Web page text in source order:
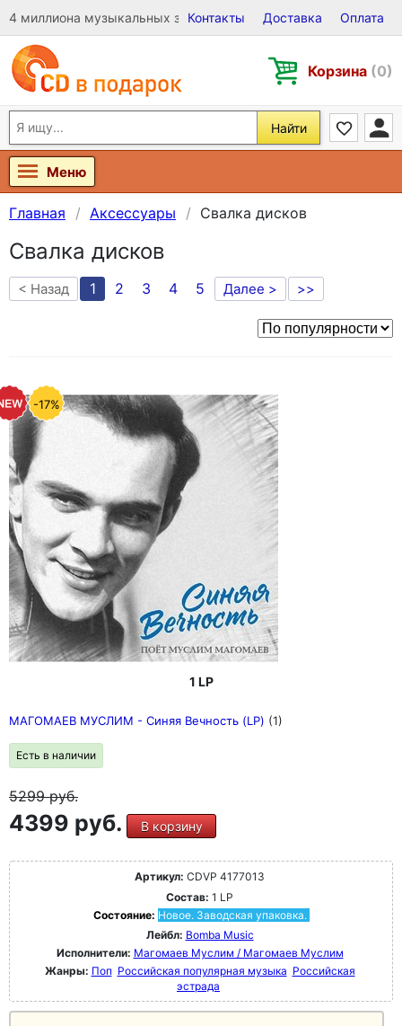
4 миллиона музыкальных записей на Виниле, CD и DVD
Контакты Доставка Оплата
Корзина (0)
Найти
Меню
Главная Аксессуары Свалка дисков
Свалка дисков
< Назад 1 2 3 4 5 Далее > >>
-17%
1 LP
МАГОМАЕВ МУСЛИМ - Синяя Вечность (LP) (1)
Есть в наличии
5299руб.
4399 руб. В корзину
Артикул: CDVP 4177013
Состав: 1 LP
Состояние: Новое. Заводская упаковка.
Лейбл: Bomba Music
Исполнители: Магомаев Муслим / Магомаев Муслим
Жанры: Поп Российская популярная музыка Российская
эстрада